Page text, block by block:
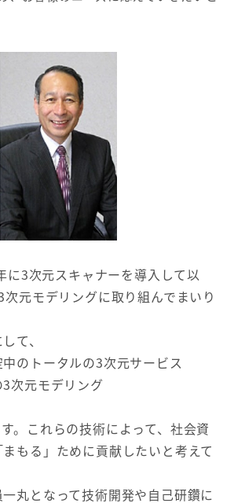
に3次元スキャナーを導入して以
次元モデリングに取り組んでまいり
て、
中のトータルの3次元サービス
3次元モデリング
。これらの技術によって、社会資
もる」ために貢献したいと考えて
丸となって技術開発や自己研鑽に